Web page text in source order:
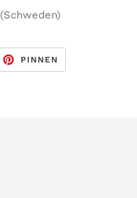
PINNEN
PINNEN